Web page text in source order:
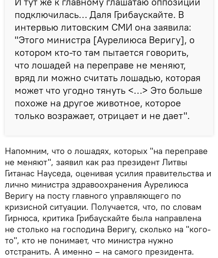
подключилась… Даля Грибаускайте. В
интервью литовским СМИ она заявила:
"Этого министра [Аурелиюса Веригу], о
котором кто-то там пытается говорить,
что лошадей на переправе не меняют,
вряд ли можно считать лошадью, которая
может что угодно тянуть <…> Это больше
похоже на другое животное, которое
только возражает, отрицает и не дает".
Напомним, что о лошадях, которых "на переправе
не меняют", заявил как раз президент Литвы
Гитанас Науседа, оценивая усилия правительства и
лично министра здравоохранения Аурелиюса
Веригу на посту главного управляющего по
кризисной ситуации. Получается, что, по словам
Гирнюса, критика Грибаускайте была направлена
не столько на господина Веригу, сколько на "кого-
то", кто не понимает, что министра нужно
отстранить. А именно – на самого президента.